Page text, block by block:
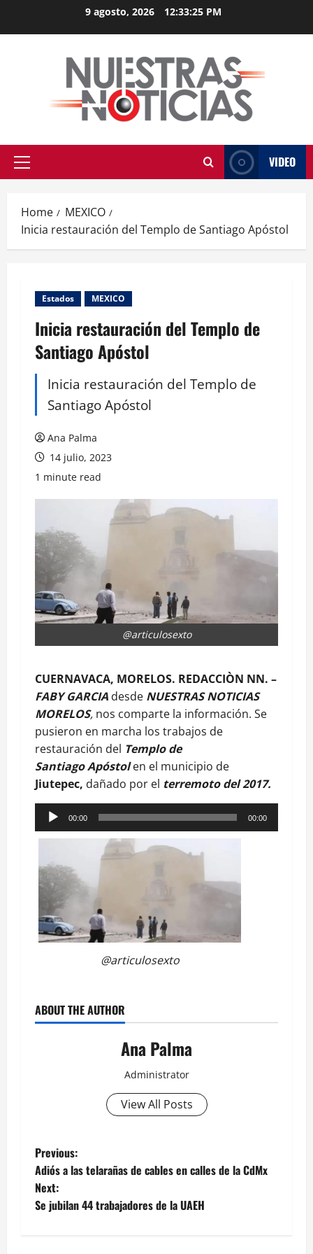
9 agosto, 2026 12:33:25 PM
Primary
VIDEO
Home
MEXICO
Inicia restauración del Templo de Santiago Apóstol
Estados MEXICO
Inicia restauración del Templo de
Santiago Apóstol
Inicia restauración del Templo de
Santiago Apóstol
Ana Palma
14 julio, 2023
1 minute read
@articulosexto
CUERNAVACA, MORELOS. REDACCIÒN NN. –
FABY GARCIA desde NUESTRAS NOTICIAS
MORELOS, nos comparte la información. Se
pusieron en marcha los trabajos de
restauración del Templo de
SantiagoApóstol en el municipio de
Jiutepec, dañado por el terremoto del 2017.
Reproductor
de
00:00 00:00
@articulosexto
ABOUT THE AUTHOR
Ana Palma
Administrator
View All Posts
Post
navigation
Previous:
Adiós a las telarañas de cables en calles de la CdMx
Next:
Se jubilan 44 trabajadores de la UAEH